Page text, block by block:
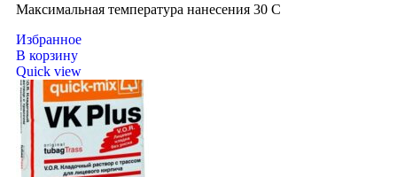
Максимальная температура нанесения 30 C
Избранное
В корзину
Quick view